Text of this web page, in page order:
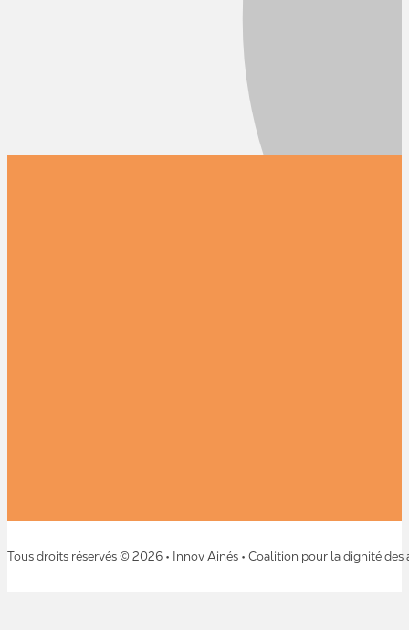
Tous droits réservés © 2026 • Innov Ainés • Coalition pour la dignité des